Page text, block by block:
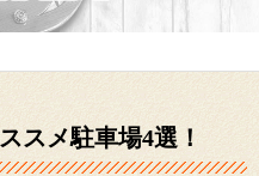
スメ駐車場4選！